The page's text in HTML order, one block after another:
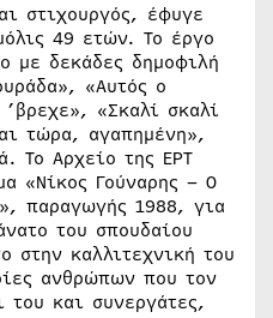
στιχουργός, έφυγε
49 ετών. Το έργο
με δεκάδες δημοφιλή
«Αυτός ο
«Σκαλί σκαλί
τώρα, αγαπημένη»,
Το Αρχείο της ΕΡΤ
«Νίκος Γούναρης – Ο
παραγωγής 1988, για
του σπουδαίου
στην καλλιτεχνική του
ανθρώπων που τον
και συνεργάτες,